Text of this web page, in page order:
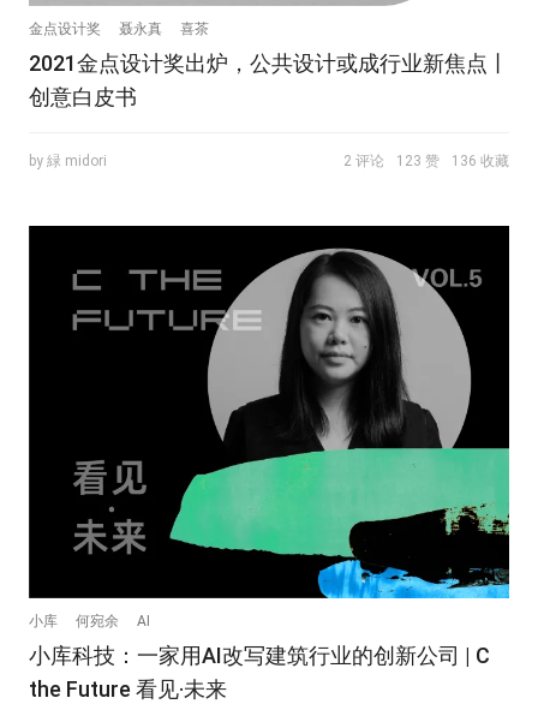
金点设计奖 聂永真 喜茶
2021金点设计奖出炉，公共设计或成行业新焦点丨
创意白皮书
by 緑 midori 2 评论 123 赞 136 收藏
小库 何宛余 AI
小库科技：一家用AI改写建筑行业的创新公司 | C
the Future 看见·未来